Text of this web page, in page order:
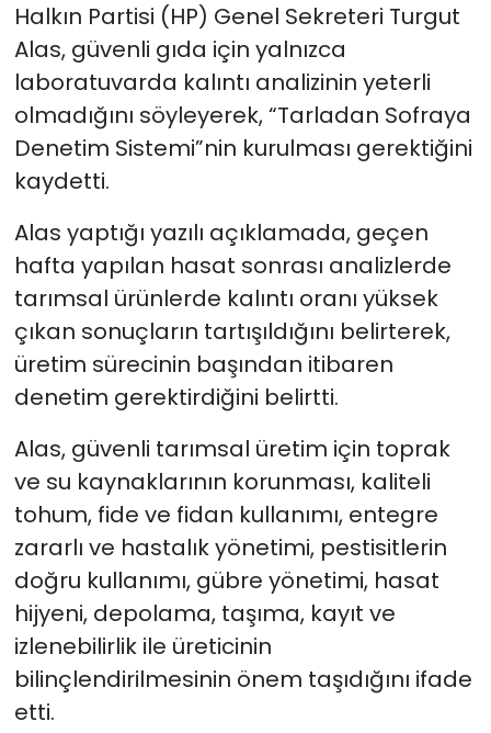
Halkın Partisi (HP) Genel Sekreteri Turgut
Alas, güvenli gıda için yalnızca
laboratuvarda kalıntı analizinin yeterli
olmadığını söyleyerek, “Tarladan Sofraya
Denetim Sistemi”nin kurulması gerektiğini
kaydetti.
Alas yaptığı yazılı açıklamada, geçen
hafta yapılan hasat sonrası analizlerde
tarımsal ürünlerde kalıntı oranı yüksek
çıkan sonuçların tartışıldığını belirterek,
üretim sürecinin başından itibaren
denetim gerektirdiğini belirtti.
Alas, güvenli tarımsal üretim için toprak
ve su kaynaklarının korunması, kaliteli
tohum, fide ve fidan kullanımı, entegre
zararlı ve hastalık yönetimi, pestisitlerin
doğru kullanımı, gübre yönetimi, hasat
hijyeni, depolama, taşıma, kayıt ve
izlenebilirlik ile üreticinin
bilinçlendirilmesinin önem taşıdığını ifade
etti.
SAĞLIK
Spor
Teknoloji
TÜRKiYE
Video Galeri
YAŞAM
Yazarlar